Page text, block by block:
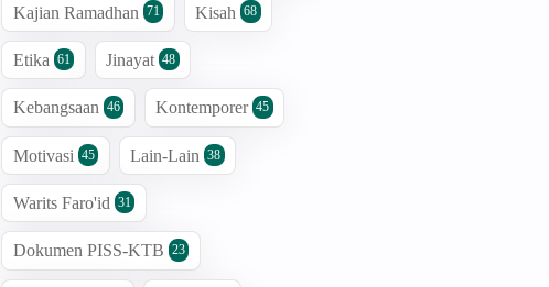
Kajian Ramadhan 71 Kisah 68
Etika 61 Jinayat 48
Kebangsaan 46 Kontemporer 45
Motivasi 45 Lain-Lain 38
Warits Faro'id 31
Dokumen PISS-KTB 23